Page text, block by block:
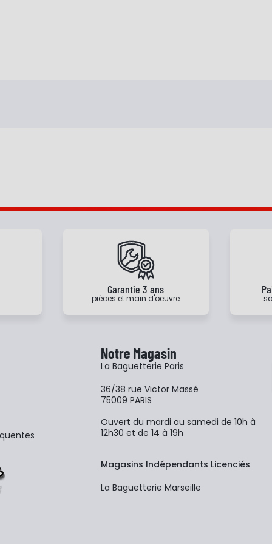
Garantie 3 ans
pièces et main d'oeuvre
Notre Magasin
La Baguetterie Paris
36/38 rue Victor Massé
75009 PARIS
Ouvert du mardi au samedi de 10h à
12h30 et de 14 à 19h
Magasins Indépendants Licenciés
La Baguetterie Marseille